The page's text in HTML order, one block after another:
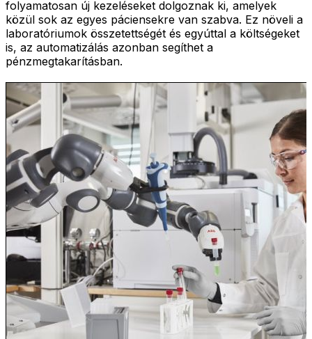
folyamatosan új kezeléseket dolgoznak ki, amelyek
közül sok az egyes páciensekre van szabva. Ez növeli a
laboratóriumok összetettségét és egyúttal a költségeket
is, az automatizálás azonban segíthet a
pénzmegtakarításban.